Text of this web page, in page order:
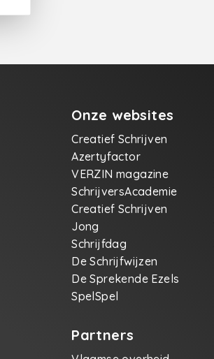
Onze websites
Creatief Schrijven
Azertyfactor
VERZIN magazine
SchrijversAcademie
Creatief Schrijven
Jong
Schrijfdag
De Schrijfwijzen
De Sprekende Ezels
SpelSpel
Partners